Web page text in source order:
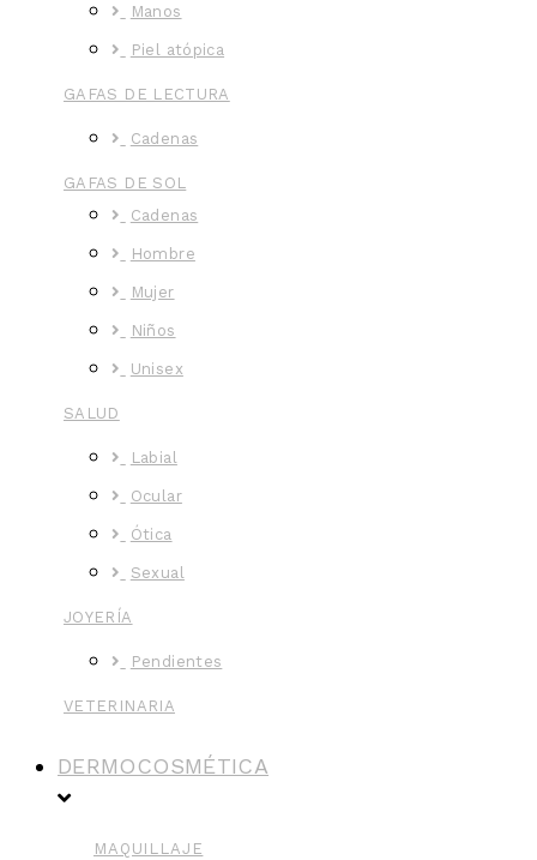
Manos
Piel atópica
GAFAS DE LECTURA
Cadenas
GAFAS DE SOL
Cadenas
Hombre
Mujer
Niños
Unisex
SALUD
Labial
Ocular
Ótica
Sexual
JOYERÍA
Pendientes
VETERINARIA
DERMOCOSMÉTICA
MAQUILLAJE